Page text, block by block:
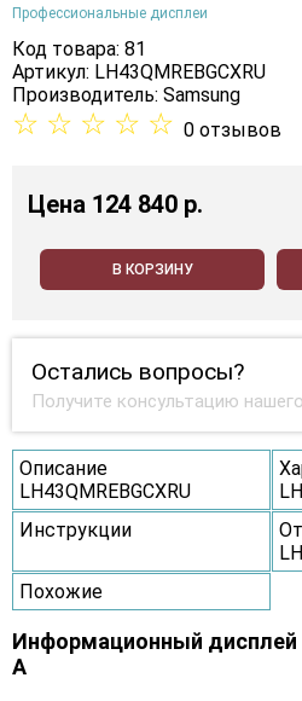
Профессиональные дисплеи
Код товара: 81
Артикул: LH43QMREBGCXRU
Производитель: Samsung
☆ ☆ ☆ ☆ ☆ 0 отзывов
Цена 124 840 p.
В КОРЗИНУ
Остались вопросы?
Получите консультацию
Описание
LH43QMREBGCXRU
Инструкции
Похожие
Информационный дисплей
A